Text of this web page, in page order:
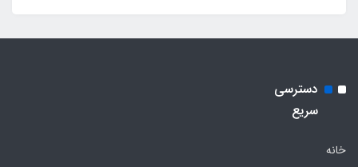
دسترسی
سریع
خانه